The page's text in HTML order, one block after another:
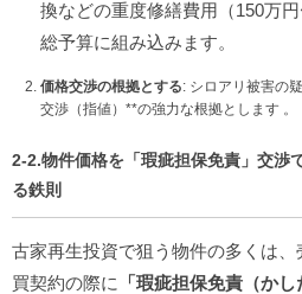
換などの重度修繕費用（150万
総予算に組み込みます。
価格交渉の根拠とする: シロアリ被害の
交渉（指値）**の強力な根拠とします 。
2-2.物件価格を「瑕疵担保免責」交渉
る鉄則
古家再生投資で狙う物件の多くは
買契約の際に
「瑕疵担保免責（か